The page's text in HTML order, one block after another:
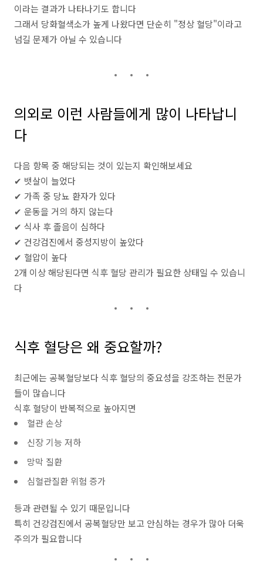
이라는 결과가 나타나기도 합니다
그래서 당화혈색소가 높게 나왔다면 단순히 "정상 혈당"이라고
넘길 문제가 아닐 수 있습니다
의외로 이런 사람들에게 많이 나타납니
다
다음 항목 중 해당되는 것이 있는지 확인해보세요
✔ 뱃살이 늘었다
✔ 가족 중 당뇨 환자가 있다
✔ 운동을 거의 하지 않는다
✔ 식사 후 졸음이 심하다
✔ 건강검진에서 중성지방이 높았다
✔ 혈압이 높다
2개 이상 해당된다면 식후 혈당 관리가 필요한 상태일 수 있습니
다
식후 혈당은 왜 중요할까?
최근에는 공복혈당보다 식후 혈당의 중요성을 강조하는 전문가
들이 많습니다
식후 혈당이 반복적으로 높아지면
혈관 손상
신장 기능 저하
망막 질환
심혈관질환 위험 증가
등과 관련될 수 있기 때문입니다
특히 건강검진에서 공복혈당만 보고 안심하는 경우가 많아 더욱
주의가 필요합니다